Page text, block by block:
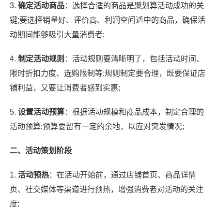
3. 确定活动商品：选择合适的商品是聚划算活动成功的关
键;要选择销量好、评价高、利润空间适中的商品，确保活
动期间能够吸引大量消费者;
4. 制定活动规则 ：活动规则要清晰明了，包括活动时间、
限时折扣力度、选购限制等;规则制定要合理，既要保证店
铺利益，又要让消费者感到实惠;
5. 设置活动预算：根据活动规模和商品成本，制定合理的
活动预算;预算要留有一定的余地，以应对突发情况;
二、活动策划阶段
1. 活动预热：在活动开始前，通过店铺首页、商品详情
页、社交媒体等渠道进行预热，增强消费者对活动的关注
度;